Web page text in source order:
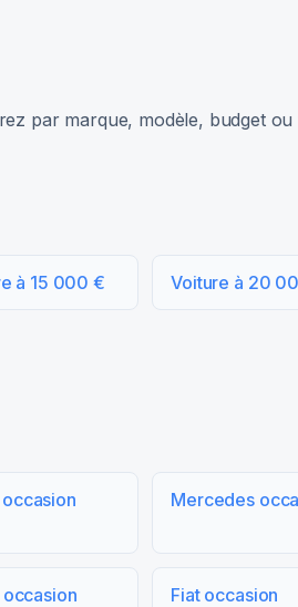
par marque, modèle, budget ou
à 15 000 € Voiture à 20
Mercedes
occasion Fiat occasion